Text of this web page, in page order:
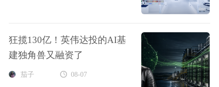
狂揽130亿！英伟达投的AI基
建独角兽又融资了
茄子 08-07